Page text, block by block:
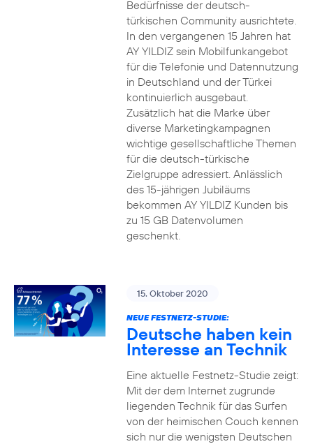
Bedürfnisse der deutsch-
türkischen Community ausrichtete.
In den vergangenen 15 Jahren hat
AY YILDIZ sein Mobilfunkangebot
für die Telefonie und Datennutzung
in Deutschland und der Türkei
kontinuierlich ausgebaut.
Zusätzlich hat die Marke über
diverse Marketingkampagnen
wichtige gesellschaftliche Themen
für die deutsch-türkische
Zielgruppe adressiert. Anlässlich
des 15-jährigen Jubiläums
bekommen AY YILDIZ Kunden bis
zu 15 GB Datenvolumen
geschenkt.
15. Oktober 2020
NEUE FESTNETZ-STUDIE:
Deutsche haben kein
Interesse an Technik
Eine aktuelle Festnetz-Studie zeigt:
Mit der dem Internet zugrunde
liegenden Technik für das Surfen
von der heimischen Couch kennen
sich nur die wenigsten Deutschen